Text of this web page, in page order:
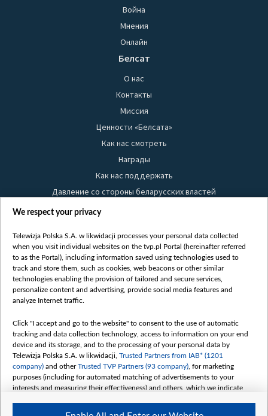
Война
Мнения
Онлайн
Белсат
О нас
Контакты
Миссия
Ценности «Белсата»
Как нас смотреть
Награды
Как нас поддержать
Давление со стороны беларусских властей
Правила использования материалов
Безопасность
Youtube
Белсат news
Белсат Life
Belsat English
Biełsat PL
Белсат Now
Белсат Shorts
Белсат History
Белсат Music
We respect your privacy
Telewizja Polska S.A. w likwidacji processes your personal data collected
when you visit individual websites on the tvp.pl Portal (hereinafter referred
to as the Portal), including information saved using technologies used to
track and store them, such as cookies, web beacons or other similar
technologies enabling the provision of tailored and secure services,
personalize content and advertising, provide social media features and
analyze Internet traffic.
Click "I accept and go to the website" to consent to the use of automatic
tracking and data collection technology, access to information on your end
device and its storage, and to the processing of your personal data by
Telewizja Polska S.A. w likwidacji, Trusted Partners from IAB* (1201
company) and otherTrusted TVP Partners (93 company) , for marketing
purposes (including for automated matching of advertisements to your
interests and measuring their effectiveness) and others, which we indicate